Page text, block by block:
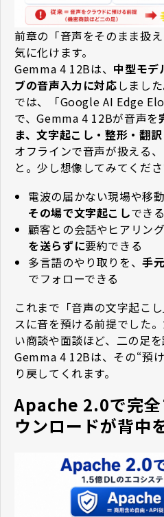
前章の「音声をそのまま扱
気に化けます。
Gemma 4 12Bは、 中型モデ
ブの音声入力に対応しまし
では、「Google AI Edge
で、Gemma 4 12Bが音声を
ま、文字起こし・整形・翻訳
オフラインで音声が扱える
と。少し想像してみてくださ
電波の届かない現場や移
その場で文字起こしできる
顧客との会話やヒアリング
を送らずに要約できる
多言語のやり取りを、手
でフォローできる
これまで「音声の文字起こ
スに音を預ける前提でした
い商談や面談ほど、二の足
Gemma 4 12Bは、その“預
り戻してくれます。
Apache 2.0で完全
ウンロードが背中